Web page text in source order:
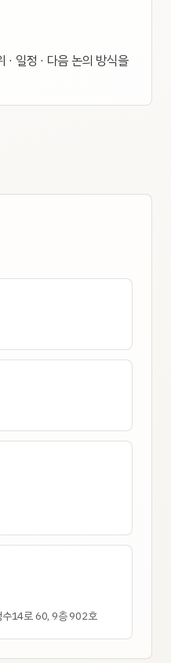
일정 · 다음 논의 방식을
수14로 60, 9층 902호